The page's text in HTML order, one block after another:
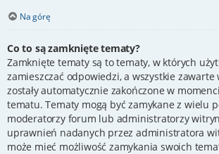
Na górę
Co to są zamknięte tematy?
Zamknięte tematy są to tematy, w których
zamieszczać odpowiedzi, a wszystkie
zostały automatycznie zakończone w
tematu. Tematy mogą być zamykane z wielu
moderatorzy forum lub administratorzy
uprawnień nadanych przez administratora
może mieć możliwość zamykania swoich